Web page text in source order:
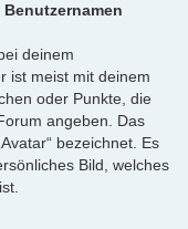
deinem
ist meist mit deinem
oder Punkte, die
angeben. Das
bezeichnet. Es
Bild, welches